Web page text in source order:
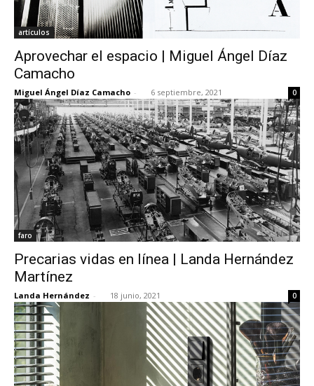
artículos
Aprovechar el espacio | Miguel Ángel Díaz
Camacho
Miguel Ángel Díaz Camacho - 6 septiembre, 2021 0
faro
Precarias vidas en línea | Landa Hernández
Martínez
Landa Hernández - 18 junio, 2021 0